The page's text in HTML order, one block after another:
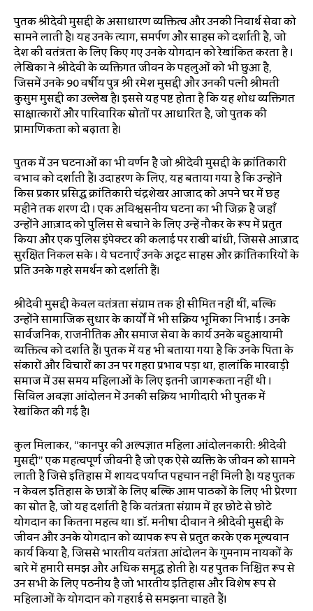
पुस्तक श्रीदेवी मुसद्दी के असाधारण व्यक्तित्व और उनकी निस्वार्थ सेवा को
सामने लाती है।यह उनके त्याग, समर्पण और साहस को दर्शाती है, जो
देश की स्वतंत्रता के लिए किए गए उनके योगदान को रेखांकित करता है।
लेखिका ने श्रीदेवी के व्यक्तिगत जीवन के पहलुओं को भी छुआ है,
जिसमें उनके 90 वर्षीय पुत्र श्री रमेश मुसद्दी और उनकी पत्नी श्रीमती
कुसुम मुसद्दी का उल्लेख है। इससे यह स्पष्ट होता है कि यह शोध व्यक्तिगत
साक्षात्कारों और पारिवारिक स्रोतों पर आधारित है, जो पुस्तक की
प्रामाणिकता को बढ़ाता है।
पुस्तक में उन घटनाओं का भी वर्णन है जो श्रीदेवी मुसद्दी के क्रांतिकारी
स्वभाव को दर्शाती हैं।उदाहरण के लिए, यह बताया गया है कि उन्होंने
किस प्रकार प्रसिद्ध क्रांतिकारी चंद्रशेखर आजाद को अपने घर में छह
महीने तक शरण दी।एक अविश्वसनीय घटना का भी जिक्र है जहाँ
उन्होंने आज़ाद को पुलिस से बचाने के लिए उन्हें नौकर के रूप में प्रस्तुत
किया और एक पुलिस इंस्पेक्टर की कलाई पर राखी बांधी, जिससे आज़ाद
सुरक्षित निकल सके। ये घटनाएँ उनके अटूट साहस और क्रांतिकारियों के
प्रति उनके गहरे समर्थन को दर्शाती हैं।
श्रीदेवी मुसद्दी केवल स्वतंत्रता संग्राम तक ही सीमित नहीं थीं, बल्कि
उन्होंने सामाजिक सुधार के कार्यों में भी सक्रिय भूमिका निभाई। उनके
सार्वजनिक, राजनीतिक और समाज सेवा के कार्य उनके बहुआयामी
व्यक्तित्व को दर्शाते हैं।पुस्तक में यह भी बताया गया है कि उनके पिता के
संस्कारों और विचारों का उन पर गहरा प्रभाव पड़ा था, हालांकि मारवाड़ी
समाज में उस समय महिलाओं के लिए इतनी जागरूकता नहीं थी।
सिविल अवज्ञा आंदोलन में उनकी सक्रिय भागीदारी भी पुस्तक में
रेखांकित की गई है।
कुल मिलाकर, “कानपुर की अल्पज्ञात महिला आंदोलनकारी: श्रीदेवी
मुसद्दी” एक महत्वपूर्ण जीवनी है जो एक ऐसे व्यक्ति के जीवन को सामने
लाती है जिसे इतिहास में शायद पर्याप्त पहचान नहीं मिली है। यह पुस्तक
न केवल इतिहास के छात्रों के लिए बल्कि आम पाठकों के लिए भी प्रेरणा
का स्रोत है, जो यह दर्शाती है कि स्वतंत्रता संग्राम में हर छोटे से छोटे
योगदान का कितना महत्व था। डॉ. मनीषा दीवान ने श्रीदेवी मुसद्दी के
जीवन और उनके योगदान को व्यापक रूप से प्रस्तुत करके एक मूल्यवान
कार्य किया है, जिससे भारतीय स्वतंत्रता आंदोलन के गुमनाम नायकों के
बारे में हमारी समझ और अधिक समृद्ध होती है। यह पुस्तक निश्चित रूप से
उन सभी के लिए पठनीय है जो भारतीय इतिहास और विशेष रूप से
महिलाओं के योगदान को गहराई से समझना चाहते हैं।